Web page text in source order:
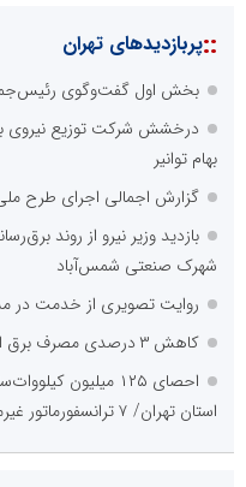
::پربازدیدهای تهران
بخش اول گفت‌وگوی
درخشش شرکت توزیع نیروی
بهام توانیر
گزارش اجمالی اجرای طرح ملی مهتاب در ۱۷
بازدید وزیر نیرو از روند
شهرک صنعتی شمس‌آباد
روایت تصویری از خدمت در
کاهش ۳ درصدی مصرف برق استان تهران نسبت به سال گذشته
احصای ۱۲۵ میلیون
استان تهران/ ۷ ترانسفورماتور غیرمجاز شناسایی و جمع‌آوری شد